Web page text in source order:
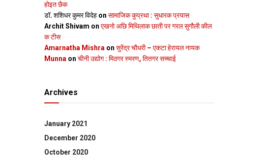
होइत छैक
डॉ. शशिधर कुमर विदेह on सामाजिक कुप्रथा : सुधारक प्रयास
Archit Shivam on एखनो अछि मिथिलाक छाती पर गरल सुगौली कील
क टीस
Amarnatha Mishra on सुरेंद्र चौधरी – एकटा हेरायल नायक
Munna on चीनी उद्योग : मिठगर स्‍मरण, तितगर सच्‍चाई
Archives
January 2021
December 2020
October 2020